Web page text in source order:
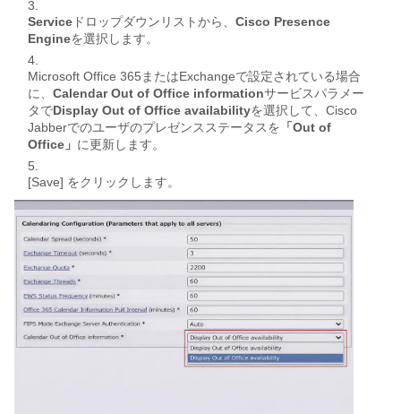
Service ドロップダウンリストから、 Cisco Presence
Engineを選択します。
Microsoft Office 365またはExchangeで設定されている場合
に、 Calendar Out of Office informationサービスパラメー
タでDisplay Out of Office availabilityを選択して、Cisco
Jabberでのユーザのプレゼンスステータスを 「Out of
Office」 に更新します。
[Save] をクリックします。